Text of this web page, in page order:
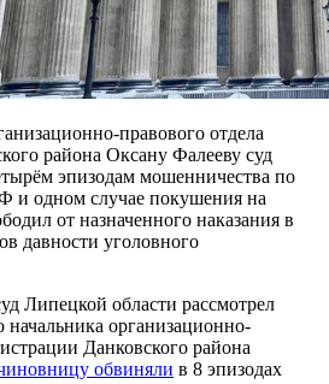
правового отдела
района Оксану Фалееву суд
эпизодам мошенничества по
и одном случае покушения на
от назначенного наказания в
давности уголовного
Липецкой области рассмотрел
организационно-
Данковского района
обвиняли в 8 эпизодах